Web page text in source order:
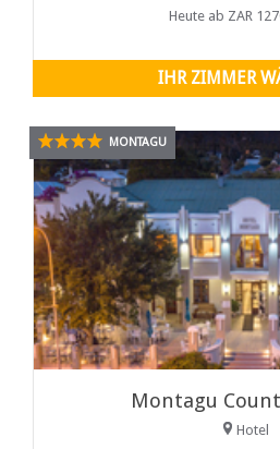
Heute ab ZAR
IHR ZIMMER
MONTAGU
Montagu
Hotel